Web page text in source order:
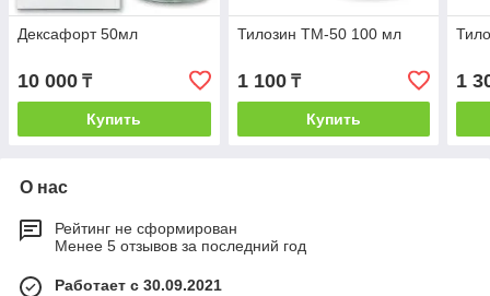
Дексафорт 50мл
10 000 ₸
Купить
Тилозин ТМ-50 100 мл
1 100₸
Купить
1
О нас
Рейтинг не сформирован
Менее 5 отзывов за последний год
Работает с 30.09.2021